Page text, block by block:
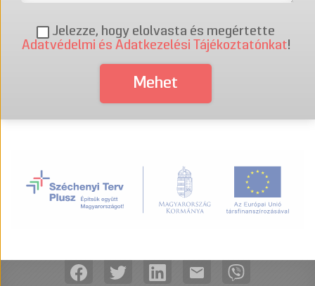
Jelezze, hogy elolvasta és megértette
Adatvédelmi és Adatkezelési Tájékoztatónkat!
mail